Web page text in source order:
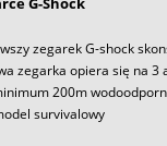
zegarek G-shock
zegarka opiera się na
200m
survivalowy